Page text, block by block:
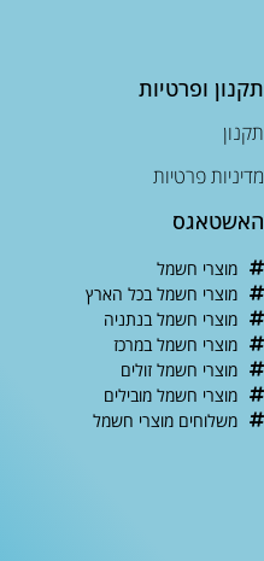
תקנון ופרטיות
תקנון
מדיניות פרטיות
האשטאגס
מוצרי חשמל
מוצרי חשמל בכל הארץ
מוצרי חשמל בנתניה
מוצרי חשמל במרכז
מוצרי חשמל זולים
מוצרי חשמל מובילים
משלוחים מוצרי חשמל